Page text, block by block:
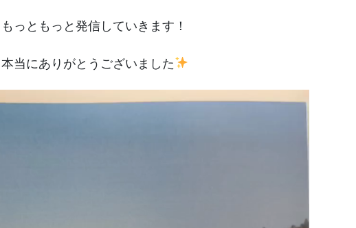
っともっと発信していきます！
当にありがとうございました